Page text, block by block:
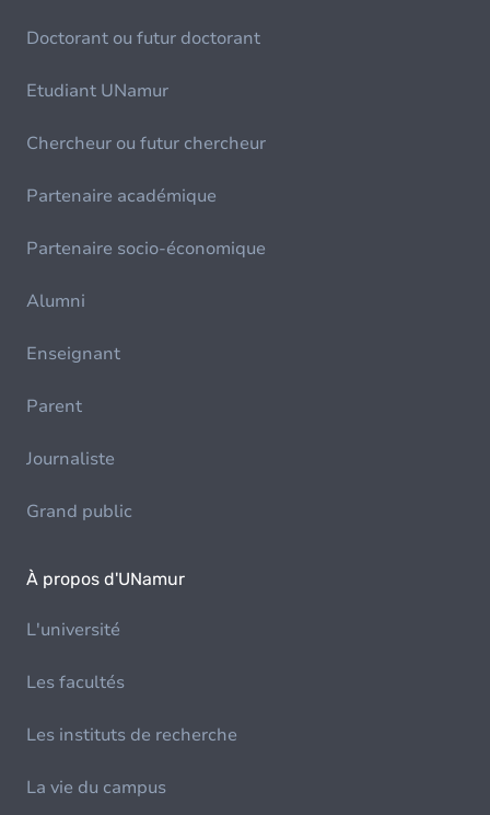
Doctorant ou futur doctorant
Etudiant UNamur
Chercheur ou futur chercheur
Partenaire académique
Partenaire socio-économique
Alumni
Enseignant
Parent
Journaliste
Grand public
À propos d'UNamur
L'université
Les facultés
Les instituts de recherche
La vie du campus